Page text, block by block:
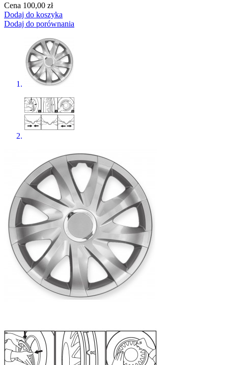
Cena 100,00 zł
Dodaj do koszyka
Dodaj do porównania